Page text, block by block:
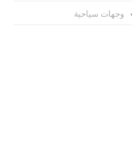
وجهات سياحية